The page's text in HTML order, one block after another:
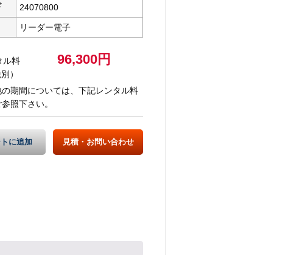
24070800
リーダー電子
ル料
）
96,300円
期間については、下記レンタル料
照下さい。
に追加 見積・お問い合わせ